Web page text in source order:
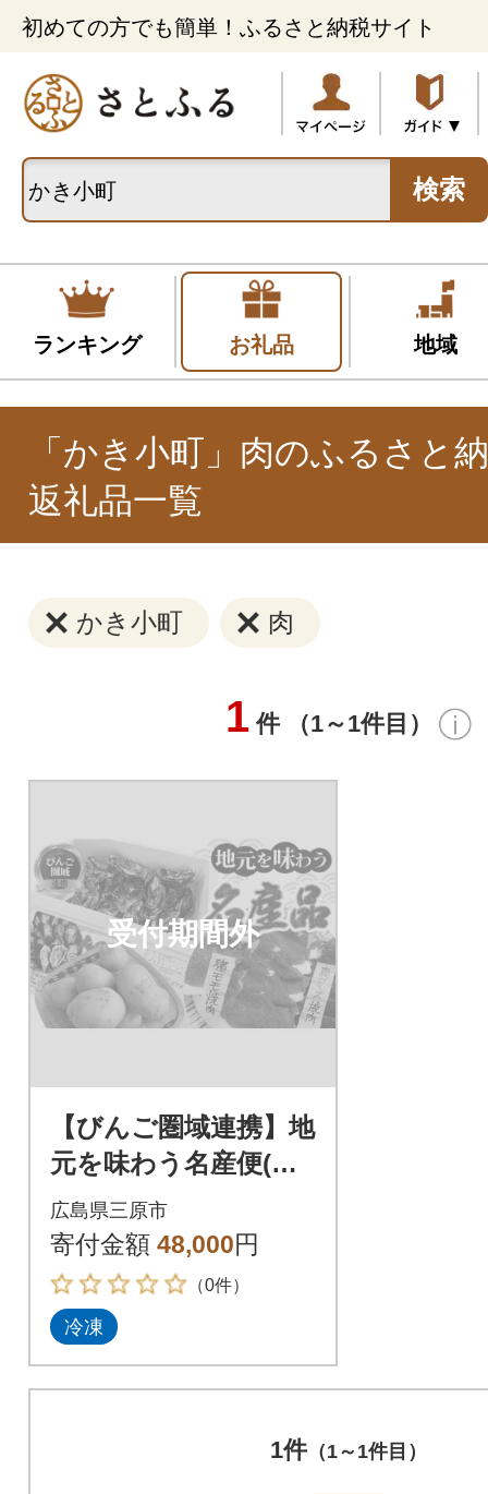
初めての方でも簡単！ふるさと納税サイト
検索
ランキング お礼品 地域
「かき小町」肉のふるさと
返礼品一覧
かき小町 肉
1 件 （1～1件目）
受付期間外
【びんご圏域連携】地
元を味わう名産便(ジ
ビエ・うつみ牡蠣小
町・吉名じゃがいも)
[183-002]
広島県三原市
寄付金額 48,000円
（0件）
冷凍
1件（1～1件目）